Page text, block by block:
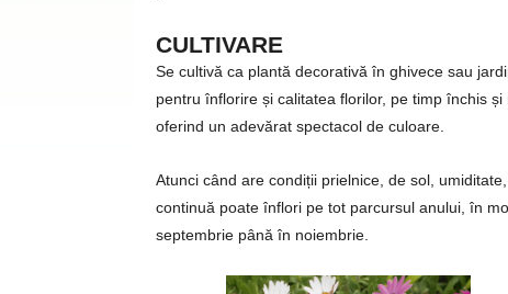
CULTIVARE
Se cultivă ca plantă decorativă în ghivece sau
pentru înflorire și calitatea florilor, pe timp închis
oferind un adevărat spectacol de culoare.
Atunci când are condiții prielnice, de sol,
continuă poate înflori pe tot parcursul anului, în
septembrie până în noiembrie.